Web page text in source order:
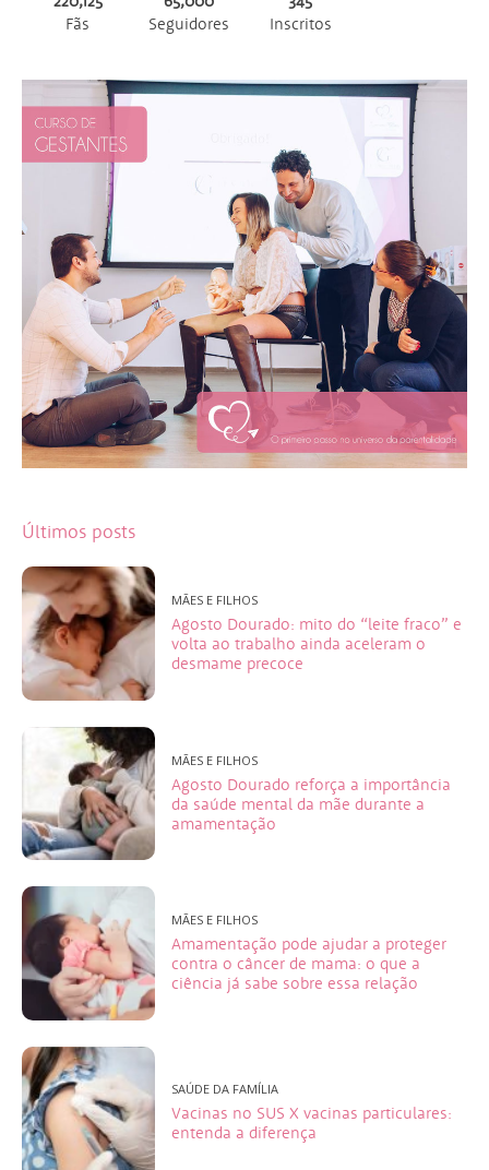
Fãs
Seguidores
Inscritos
Últimos posts
MÃES E FILHOS
Agosto Dourado: mito do “leite fraco” e
volta ao trabalho ainda aceleram o
desmame precoce
MÃES E FILHOS
Agosto Dourado reforça a importância
da saúde mental da mãe durante a
amamentação
MÃES E FILHOS
Amamentação pode ajudar a proteger
contra o câncer de mama: o que a
ciência já sabe sobre essa relação
SAÚDE DA FAMÍLIA
Vacinas no SUS X vacinas particulares:
entenda a diferença